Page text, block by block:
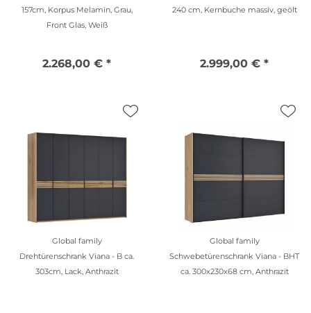
157cm, Korpus Melamin, Grau,
Front Glas, Weiß
2.268,00 € *
240 cm, Kernbuche massiv, geölt
2.999,00 € *
Global family
Drehtürenschrank Viana - B ca.
303cm, Lack, Anthrazit
Global family
Schwebetürenschrank Viana - BHT
ca. 300x230x68 cm, Anthrazit